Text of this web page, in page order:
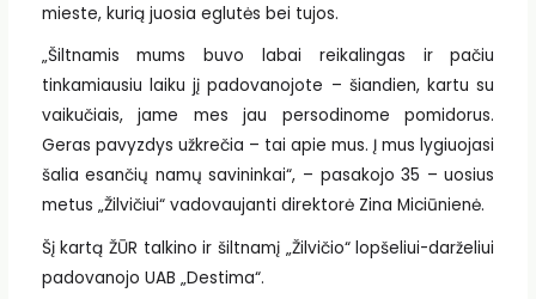
mieste, kurią juosia eglutės bei tujos.
„Šiltnamis mums buvo labai reikalingas ir pačiu
tinkamiausiu laiku jį padovanojote – šiandien, kartu su
vaikučiais, jame mes jau persodinome pomidorus.
Geras pavyzdys užkrečia – tai apie mus. Į mus lygiuojasi
šalia esančių namų savininkai“, – pasakojo 35 – uosius
metus „Žilvičiui“ vadovaujanti direktorė Zina Miciūnienė.
Šį kartą ŽŪR talkino ir šiltnamį „Žilvičio“ lopšeliui-darželiui
padovanojo UAB „Destima“.